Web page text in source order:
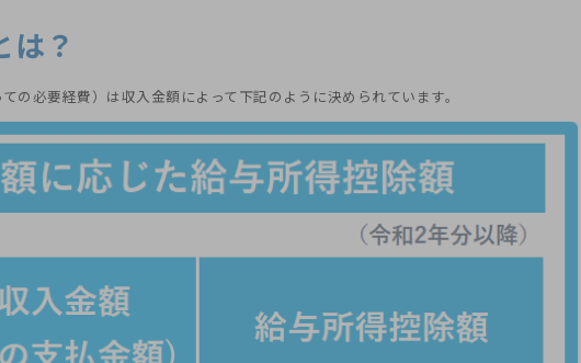
？
の必要経費）は収入金額によって下記のように決められています。